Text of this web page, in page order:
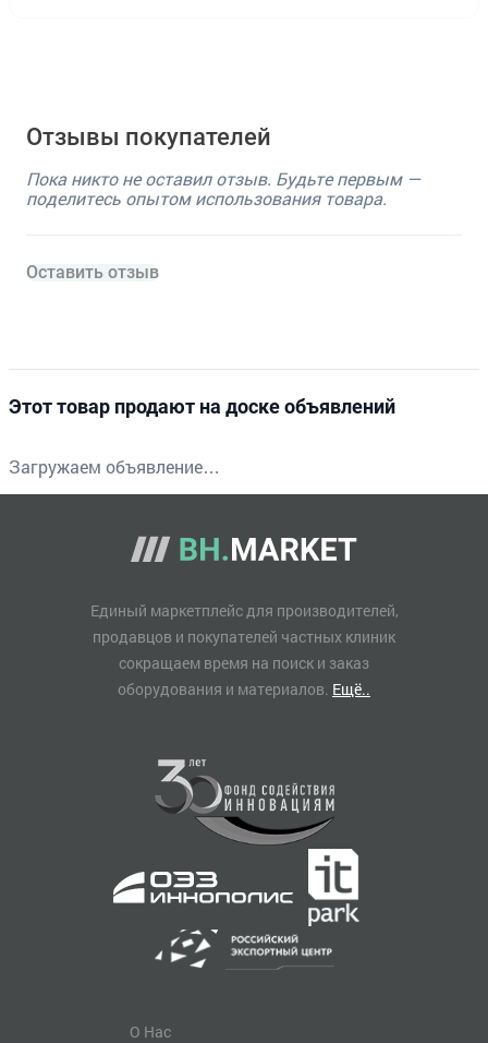
Отзывы покупателей
Пока никто не оставил отзыв. Будьте первым —
поделитесь опытом использования товара.
Оставить отзыв
Этот товар продают на доске объявлений
Загружаем объявление…
Единый маркетплейс для производителей,
продавцов и покупателей частных клиник
сокращаем время на поиск и заказ
оборудования и материалов. Ещё..
О Нас